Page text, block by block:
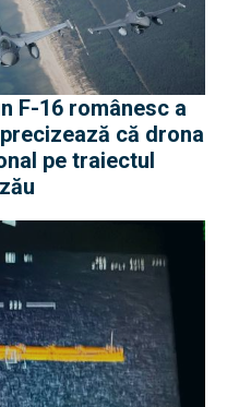
F-16 românesc a
că drona
pe traiectul